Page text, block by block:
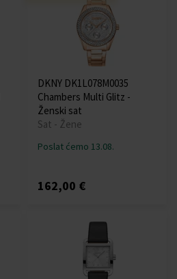
DKNY DK1L078M0035
Chambers Multi Glitz -
Ženski sat
Sat - Žene
Poslat ćemo 13.08.
162,00 €